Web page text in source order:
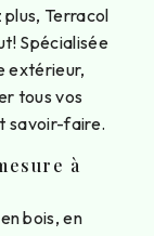
Terracol
Spécialisée
extérieur,
tous vos
savoir-faire.
à
bois, en